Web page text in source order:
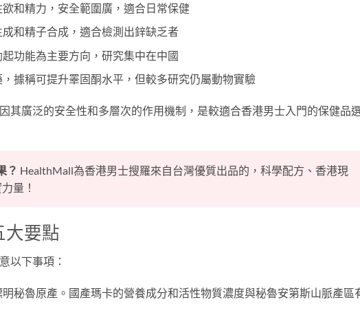
欲和精力，安全範圍廣，適合日常保健
成和精子合成，適合檢測出鋅缺乏者
功能為主要方向，研究集中在中國
，據稱可提升睪固酮水平，但較多研究仍屬動物實驗
其廣泛的安全性和多層次的作用機制，是較適合香港男士入門的保健品
？ HealthMall為香港男士搜羅來自台灣優質出品的，科學配方、香港現
量！
大要點
以下事項：
秘魯原產。國產瑪卡的營養成分和活性物質濃度與秘魯安第斯山脈產區